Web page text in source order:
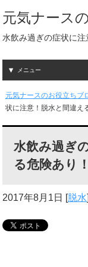
元気ナース
水飲み過ぎの症状に
メニュー
元気ナースのお役立ちブ
状に注意！脱水と間違え
水飲み過ぎ
る危険あり
2017年8月1日 [脱水]